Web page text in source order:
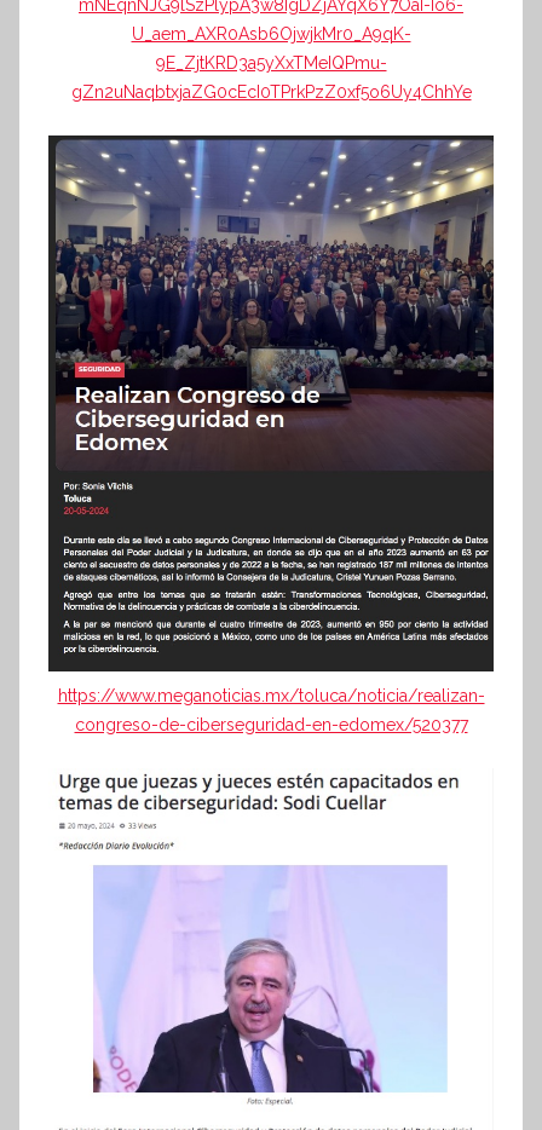
mNEqnNJG9lSzPlypA3w8IgDZjAYqX6Y7OaI-Io6-
U_aem_AXR0Asb6OjwjkMr0_A9qK-
9E_ZjtKRD3a5yXxTMeIQPmu-
gZn2uNaqbtxjaZG0cEcI0TPrkPzZ0xf5o6Uy4ChhYe
https://www.meganoticias.mx/toluca/noticia/realizan-
congreso-de-ciberseguridad-en-edomex/520377